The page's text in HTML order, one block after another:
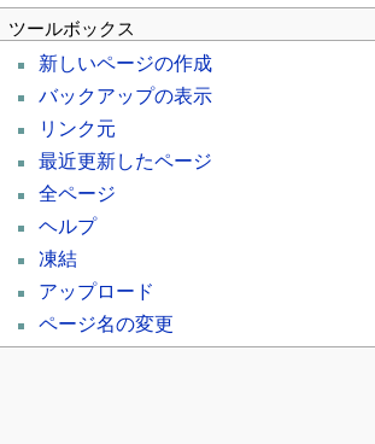
ツールボックス
新しいページの作成
バックアップの表示
リンク元
最近更新したページ
全ページ
ヘルプ
凍結
アップロード
ページ名の変更